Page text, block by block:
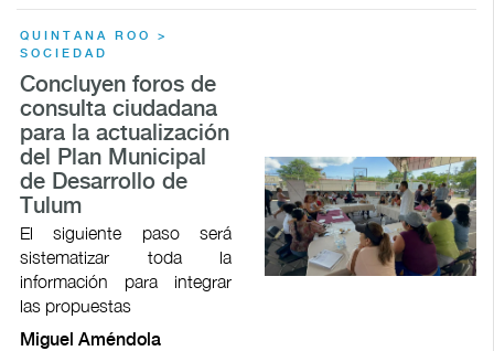
QUINTANA ROO >
SOCIEDAD
Concluyen foros de
consulta ciudadana
para la actualización
del Plan Municipal
de Desarrollo de
Tulum
El siguiente paso será
sistematizar toda la
información para integrar
las propuestas
Miguel Améndola